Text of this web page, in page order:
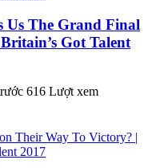
Us The Grand Final
Got Talent
616 Lượt xem